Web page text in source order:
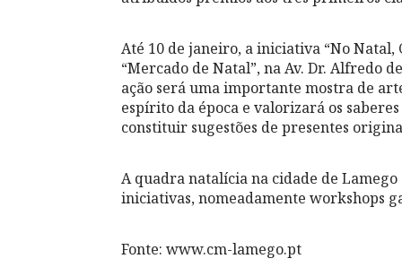
Até 10 de janeiro, a iniciativa “No
“Mercado de Natal”, na Av. Dr. Alfredo
ação será uma importante mostra de
espírito da época e valorizará os
constituir sugestões de presentes
A quadra natalícia na cidade de
iniciativas, nomeadamente workshops
Fonte: www.cm-lamego.pt